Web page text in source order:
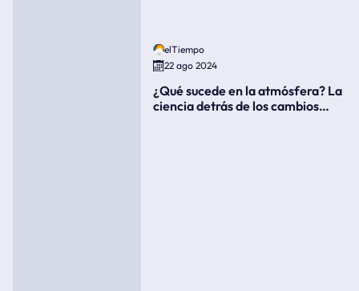
elTiempo
22 ago 2024
¿Qué sucede en la atmósfera? La
ciencia detrás de los cambios